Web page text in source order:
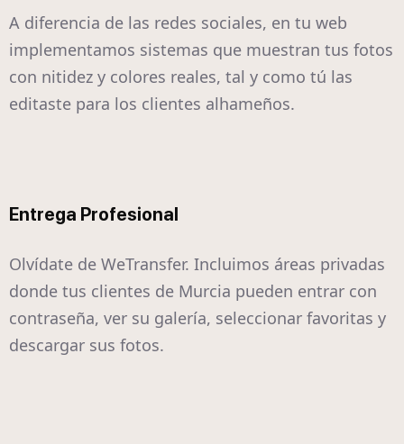
A diferencia de las redes sociales, en tu web
implementamos sistemas que muestran tus fotos
con nitidez y colores reales, tal y como tú las
editaste para los clientes alhameños.
Entrega Profesional
Olvídate de WeTransfer. Incluimos áreas privadas
donde tus clientes de Murcia pueden entrar con
contraseña, ver su galería, seleccionar favoritas y
descargar sus fotos.